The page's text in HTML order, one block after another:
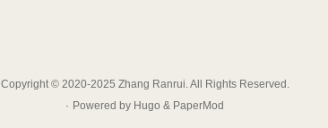
Copyright © 2020-2025 Zhang Ranrui. All Rights Reserved.
· Powered by Hugo & PaperMod